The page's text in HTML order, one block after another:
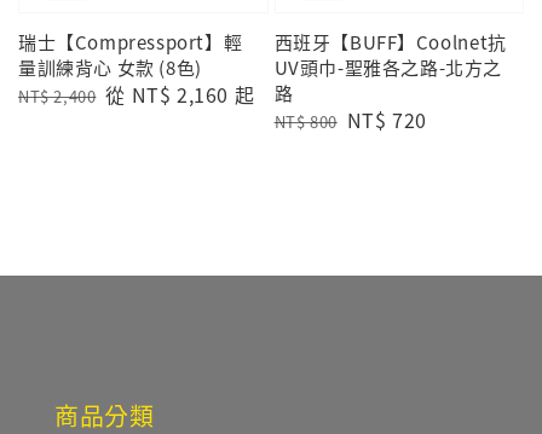
瑞士【Compressport】輕
量訓練背心 女款 (8色)
Regular
NT$ 2,400 Sale
從 NT$ 2,160 起
西班牙【BUFF】Coolnet抗
UV頭巾-聖雅各之路-北方之
路
Regular
NT$ 800 Sale
NT$ 720
商品分類